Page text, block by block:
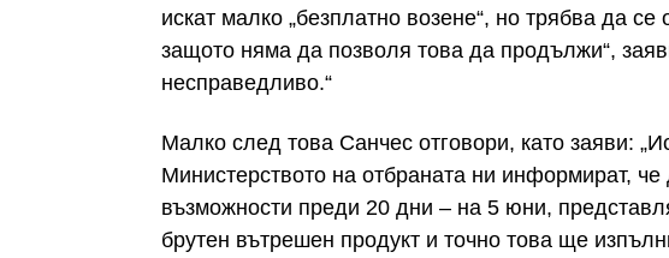
искат малко „безплатно возене“, но трябва да се
защото няма да позволя това да продължи“,
несправедливо.“
Малко след това Санчес отговори, като заяви:
Министерството на отбраната ни информират,
възможности преди 20 дни – на 5 юни,
брутен вътрешен продукт и точно това ще